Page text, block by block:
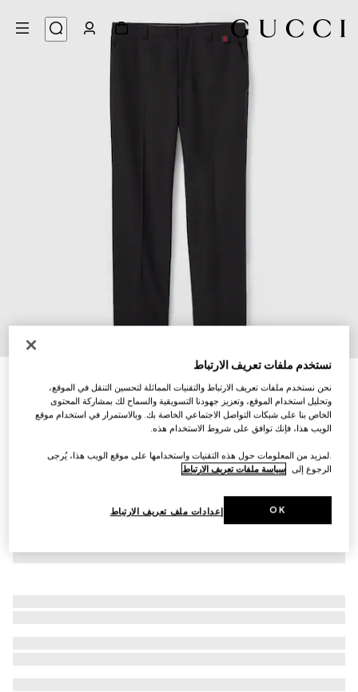
بنطال من كانفاس القطن مع تفصيل شريط ويب
€ 1.115
نستخدم ملفات تعريف الارتباط
نحن نستخدم ملفات تعريف الارتباط والتقنيات المماثلة لتحسين التنقل في الموقع،
وتحليل استخدام الموقع، وتعزيز جهودنا التسويقية والسماح لك بمشاركة المحتوى
الخاص بنا على شبكات التواصل الاجتماعي الخاصة بك. وبالاستمرار في استخدام موقع
الويب هذا، فإنك توافق على شروط الاستخدام هذه.
.لمزيد من المعلومات حول هذه التقنيات واستخدامها على موقع الويب هذا، يُرجى
الرجوع إلى سياسة ملفات تعريف الارتباط
إعدادات ملف تعريف الارتباط OK